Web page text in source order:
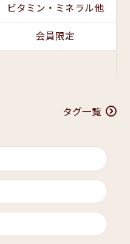
ビタミン・ミネラル他
会員限定
タグ一覧